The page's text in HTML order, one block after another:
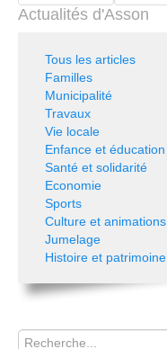
Actualités d'Asson
Tous les articles
Familles
Municipalité
Travaux
Vie locale
Enfance et éducation
Santé et solidarité
Economie
Sports
Culture et animations
Jumelage
Histoire et patrimoine
Rechercher